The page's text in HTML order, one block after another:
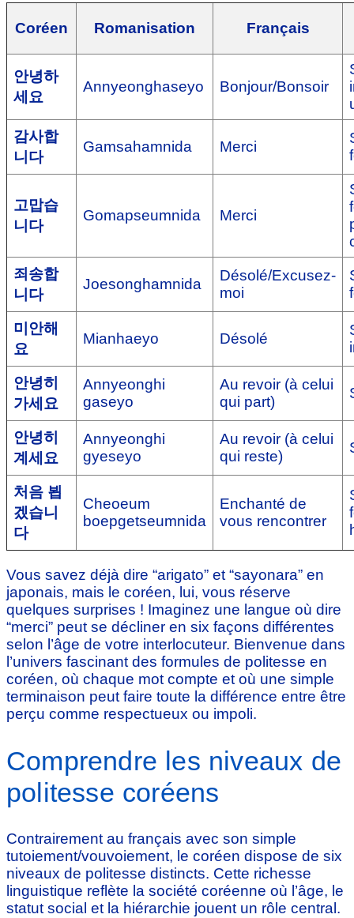
Coréen Romanisation Français
안녕하
세요
Annyeonghaseyo Bonjour/Bonsoir
감사합
니다
Gamsahamnida Merci
고맙습
니다
Gomapseumnida Merci
죄송합
니다
Joesonghamnida
Désolé/Excusez-
moi
미안해
요
Mianhaeyo Désolé
안녕히
가세요
Annyeonghi
gaseyo
Au revoir (à celui
qui part)
안녕히
계세요
Annyeonghi
gyeseyo
Au revoir (à celui
qui reste)
처음 뵙
겠습니
다
Cheoeum
boepgetseumnida
Enchanté de
vous rencontrer
Vous savez déjà dire “arigato” et “sayonara” en
japonais, mais le coréen, lui, vous réserve
quelques surprises ! Imaginez une langue où dire
“merci” peut se décliner en six façons différentes
selon l’âge de votre interlocuteur. Bienvenue dans
l’univers fascinant des formules de politesse en
coréen, où chaque mot compte et où une simple
terminaison peut faire toute la différence entre être
perçu comme respectueux ou impoli.
Comprendre les niveaux de
politesse coréens
Contrairement au français avec son simple
tutoiement/vouvoiement, le coréen dispose de six
niveaux de politesse distincts. Cette richesse
linguistique reflète la société coréenne où l’âge, le
statut social et la hiérarchie jouent un rôle central.